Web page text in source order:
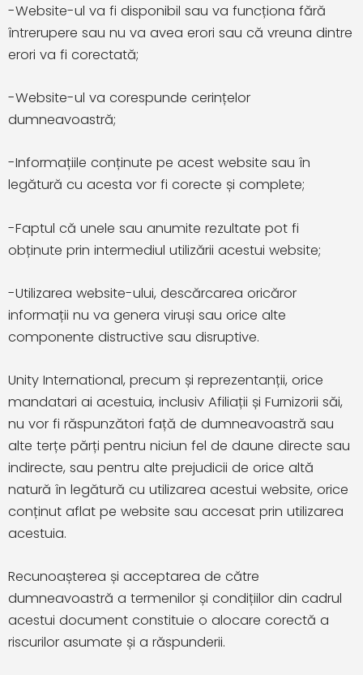
-Website-ul va fi disponibil sau va funcționa fără
întrerupere sau nu va avea erori sau că vreuna dintre
erori va fi corectată;
-Website-ul va corespunde cerințelor
dumneavoastră;
-Informațiile conținute pe acest website sau în
legătură cu acesta vor fi corecte și complete;
-Faptul că unele sau anumite rezultate pot fi
obținute prin intermediul utilizării acestui website;
-Utilizarea website-ului, descărcarea oricăror
informații nu va genera viruși sau orice alte
componente distructive sau disruptive.
Unity International, precum și reprezentanții, orice
mandatari ai acestuia, inclusiv Afiliații și Furnizorii săi,
nu vor fi răspunzători față de dumneavoastră sau
alte terțe părți pentru niciun fel de daune directe sau
indirecte, sau pentru alte prejudicii de orice altă
natură în legătură cu utilizarea acestui website, orice
conținut aflat pe website sau accesat prin utilizarea
acestuia.
Recunoașterea și acceptarea de către
dumneavoastră a termenilor și condițiilor din cadrul
acestui document constituie o alocare corectă a
riscurilor asumate și a răspunderii.